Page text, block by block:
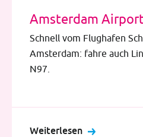
Amsterdam
Schnell vom Flughafen
Amsterdam: fahre auch
N97.
Weiterlesen